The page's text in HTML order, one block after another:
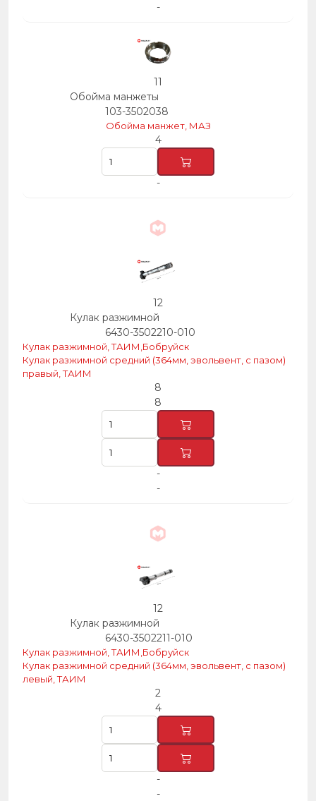
-
11
Обойма манжеты
103-3502038
Обойма манжет, МАЗ
4
-
12
Кулак разжимной
6430-3502210-010
Кулак разжимной, ТАИМ,Бобруйск
Кулак разжимной средний (364мм, эвольвент, с пазом)
правый, ТАИМ
8
8
-
-
12
Кулак разжимной
6430-3502211-010
Кулак разжимной, ТАИМ,Бобруйск
Кулак разжимной средний (364мм, эвольвент, с пазом)
левый, ТАИМ
2
4
-
-